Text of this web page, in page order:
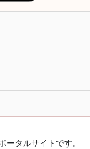
タルサイトです。